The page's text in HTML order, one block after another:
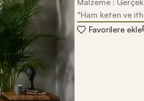
Malzeme :
*Ham keten ve
Favorilere ekle